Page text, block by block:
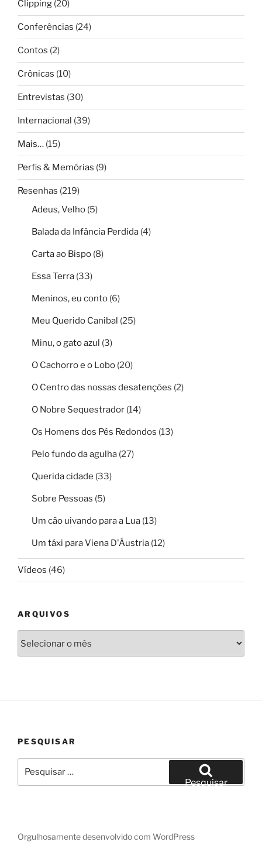
Clipping (20)
Conferências (24)
Contos (2)
Crônicas (10)
Entrevistas (30)
Internacional (39)
Mais… (15)
Perfis & Memórias (9)
Resenhas (219)
Adeus, Velho (5)
Balada da Infância Perdida (4)
Carta ao Bispo (8)
Essa Terra (33)
Meninos, eu conto (6)
Meu Querido Canibal (25)
Minu, o gato azul (3)
O Cachorro e o Lobo (20)
O Centro das nossas desatenções (2)
O Nobre Sequestrador (14)
Os Homens dos Pés Redondos (13)
Pelo fundo da agulha (27)
Querida cidade (33)
Sobre Pessoas (5)
Um cão uivando para a Lua (13)
Um táxi para Viena D'Áustria (12)
Vídeos (46)
ARQUIVOS
PESQUISAR
por:
Pesquisar
Orgulhosamente desenvolvido com WordPress